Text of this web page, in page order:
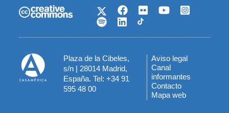
Plaza de la Cibeles,
s/n | 28014 Madrid,
España. Tel: +34 91
595 48 00
Menú
del
pie
Aviso legal
Canal
informantes
Contacto
Mapa web